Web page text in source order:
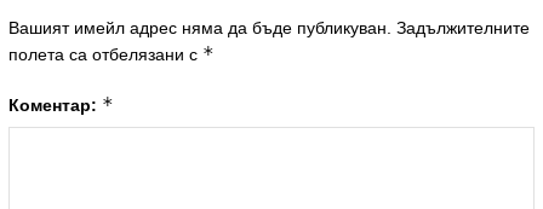
Вашият имейл адрес няма да бъде публикуван. Задължителните
полета са отбелязани с *
Коментар: *